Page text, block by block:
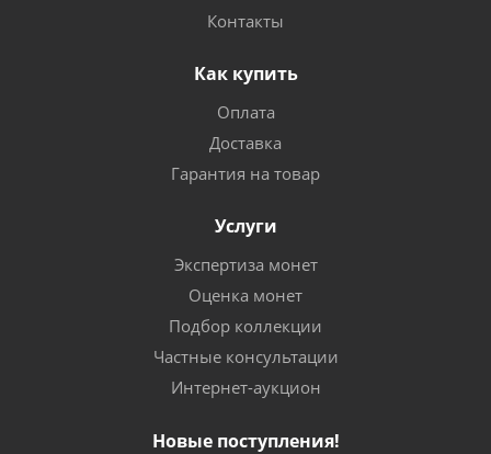
Контакты
Как купить
Оплата
Доставка
Гарантия на товар
Услуги
Экспертиза монет
Оценка монет
Подбор коллекции
Частные консультации
Интернет-аукцион
Новые поступления!